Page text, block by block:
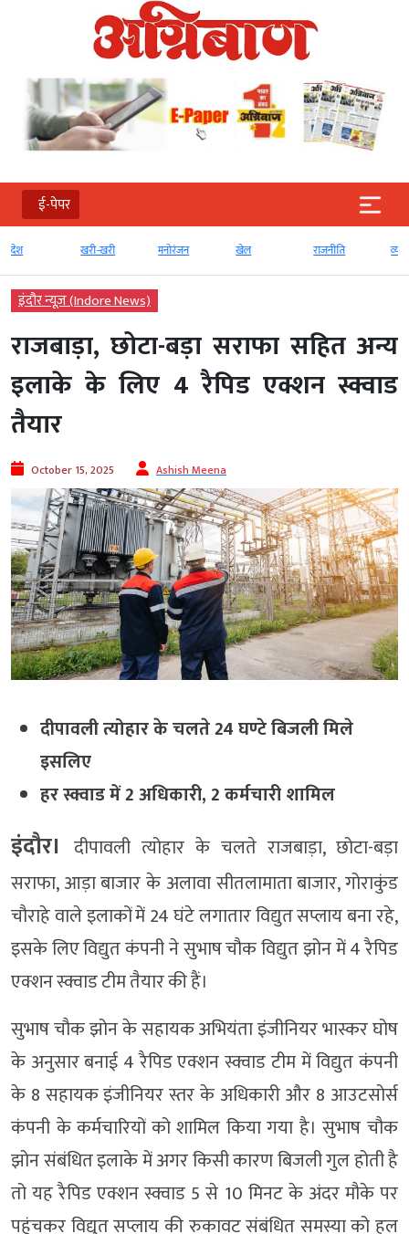
ई-पेपर
खरी-खरी मनोरंजन खेल व्‍यापार
इंदौर न्यूज़ (Indore News)
राजबाड़ा, छोटा-बड़ा सराफा सहित अन्य
इलाके के लिए 4 रैपिड एक्शन स्क्वाड
तैयार
October 15, 2025 Ashish Meena
दीपावली त्योहार के चलते 24 घण्टे बिजली मिले
इसलिए
हर स्क्वाड में 2 अधिकारी, 2 कर्मचारी शामिल
इंदौर। दीपावली त्योहार के चलते राजबाड़ा, छोटा-बड़ा
सराफा, आड़ा बाजार के अलावा सीतलामाता बाजार, गोराकुंड
चौराहे वाले इलाकों में 24 घंटे लगातार विद्युत सप्लाय बना रहे,
इसके लिए विद्युत कंपनी ने सुभाष चौक विद्युत झोन में 4 रैपिड
एक्शन स्क्वाड टीम तैयार की हैं।
सुभाष चौक झोन के सहायक अभियंता इंजीनियर भास्कर घोष
के अनुसार बनाई 4 रैपिड एक्शन स्क्वाड टीम में विद्युत कंपनी
के 8 सहायक इंजीनियर स्तर के अधिकारी और 8 आउटसोर्स
कंपनी के कर्मचारियों को शामिल किया गया है। सुभाष चौक
झोन संबंधित इलाके में अगर किसी कारण बिजली गुल होती है
तो यह रैपिड एक्शन स्क्वाड 5 से 10 मिनट के अंदर मौके पर
पहुंचकर विद्युत सप्लाय की रुकावट संबंधित समस्या को हल